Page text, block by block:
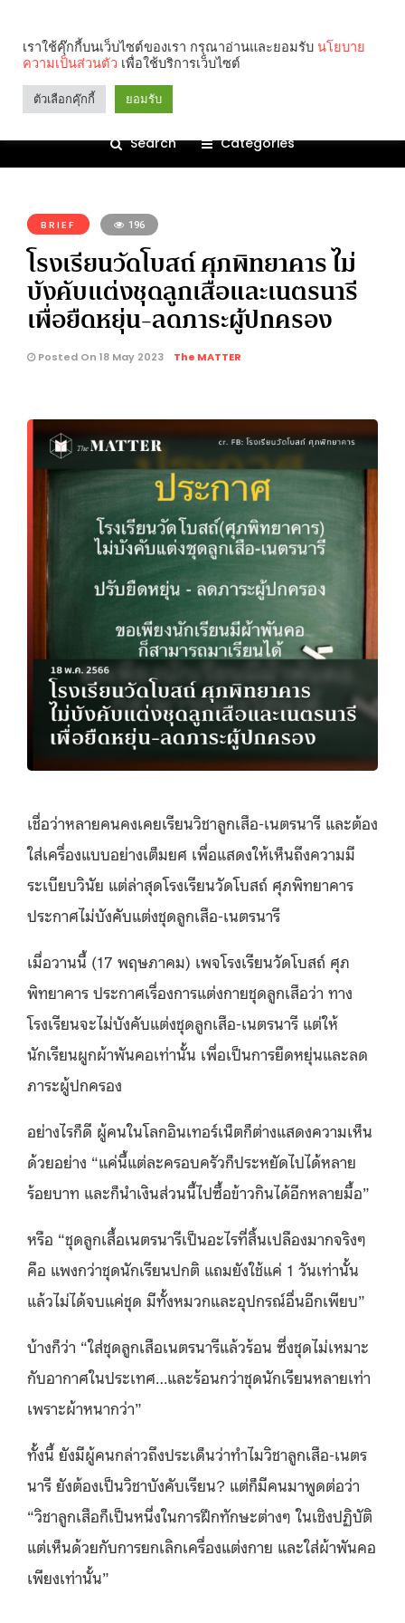
Search Categories
BRIEF 196
โรงเรียนวัดโบสถ์ ศุภพิทยาคาร ไม่
บังคับแต่งชุดลูกเสือและเนตรนารี
เพื่อยืดหยุ่น-ลดภาระผู้ปกครอง
Posted On 18 May 2023 The MATTER
เชื่อว่าหลายคนคงเคยเรียนวิชาลูกเสือ-เนตรนารี และต้อง
ใส่เครื่องแบบอย่างเต็มยศ เพื่อแสดงให้เห็นถึงความมี
ระเบียบวินัย แต่ล่าสุดโรงเรียนวัดโบสถ์ ศุภพิทยาคาร
ประกาศไม่บังคับแต่งชุดลูกเสือ-เนตรนารี
เมื่อวานนี้ (17 พฤษภาคม) เพจโรงเรียนวัดโบสถ์ ศุภ
พิทยาคาร ประกาศเรื่องการแต่งกายชุดลูกเสือว่า ทาง
โรงเรียนจะไม่บังคับแต่งชุดลูกเสือ-เนตรนารี แต่ให้
นักเรียนผูกผ้าพันคอเท่านั้น เพื่อเป็นการยืดหยุ่นและลด
ภาระผู้ปกครอง
อย่างไรก็ดี ผู้คนในโลกอินเทอร์เน็ตก็ต่างแสดงความเห็น
ด้วยอย่าง “แค่นี้แต่ละครอบครัวก็ประหยัดไปได้หลาย
ร้อยบาท และก็นำเงินส่วนนี้ไปซื้อข้าวกินได้อีกหลายมื้อ”
หรือ “ชุดลูกเสื้อเนตรนารีเป็นอะไรที่สิ้นเปลืองมากจริงๆ
คือ แพงกว่าชุดนักเรียนปกติ แถมยังใช้แค่ 1 วันเท่านั้น
แล้วไม่ได้จบแค่ชุด มีทั้งหมวกและอุปกรณ์อื่นอีกเพียบ”
บ้างก็ว่า “ใส่ชุดลูกเสือเนตรนารีแล้วร้อน ซึ่งชุดไม่เหมาะ
กับอากาศในประเทศ…และร้อนกว่าชุดนักเรียนหลายเท่า
เพราะผ้าหนากว่า”
ทั้งนี้ ยังมีผู้คนกล่าวถึงประเด็นว่าทำไมวิชาลูกเสือ-เนตร
นารี ยังต้องเป็นวิชาบังคับเรียน? แต่ก็มีคนมาพูดต่อว่า
“วิชาลูกเสือก็เป็นหนึ่งในการฝึกทักษะต่างๆ ในเชิงปฏิบัติ
แต่เห็นด้วยกับการยกเลิกเครื่องแต่งกาย และใส่ผ้าพันคอ
เพียงเท่านั้น”
เราใช้คุ๊กกี้บนเว็บไซต์ของเรา กรุณาอ่านและยอมรับ นโยบาย
ความเป็นส่วนตัว เพื่อใช้บริการเว็บไซต์
ตัวเลือกคุ๊กกี้ ยอมรับ